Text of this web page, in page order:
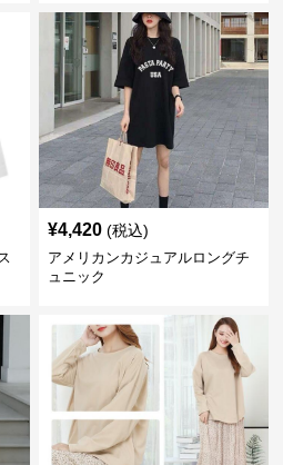
¥4,420 (税込)
アメリカンカジュアルロングチ
ュニック